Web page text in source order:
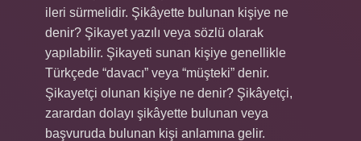
ileri sürmelidir. Şikâyette bulunan kişiye ne
denir? Şikayet yazılı veya sözlü olarak
yapılabilir. Şikayeti sunan kişiye genellikle
Türkçede “davacı” veya “müşteki” denir.
Şikayetçi olunan kişiye ne denir? Şikâyetçi,
zarardan dolayı şikâyette bulunan veya
başvuruda bulunan kişi anlamına gelir.